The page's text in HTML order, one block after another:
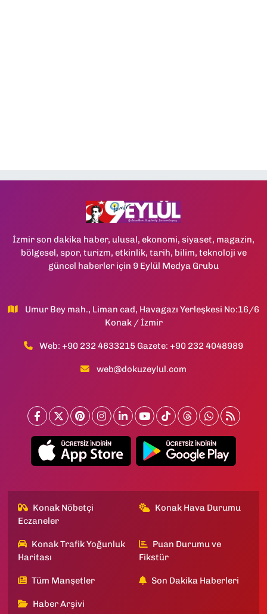
İzmir son dakika haber, ulusal, ekonomi, siyaset, magazin,
bölgesel, spor, turizm, etkinlik, tarih, bilim, teknoloji ve
güncel haberler için 9 Eylül Medya Grubu
Umur Bey mah., Liman cad, Havagazı Yerleşkesi No:16/6
Konak / İzmir
Web: +90 232 4633215 Gazete: +90 232 4048989
web@dokuzeylul.com
Konak Nöbetçi
Eczaneler
Konak Hava Durumu
Konak Trafik Yoğunluk
Haritası
Puan Durumu ve
Fikstür
Tüm Manşetler Son Dakika Haberleri
Haber Arşivi